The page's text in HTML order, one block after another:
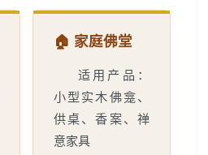
🏠 家庭佛堂
适用产品：
小型实木佛龛、
供桌、香案、禅
意家具